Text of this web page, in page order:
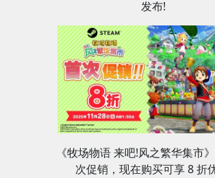
发布!
《牧场物语 来吧!风之繁华集市
次促销，现在购买可享 8 折